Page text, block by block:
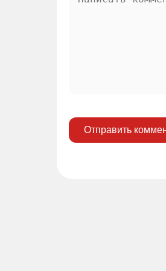
Отправить